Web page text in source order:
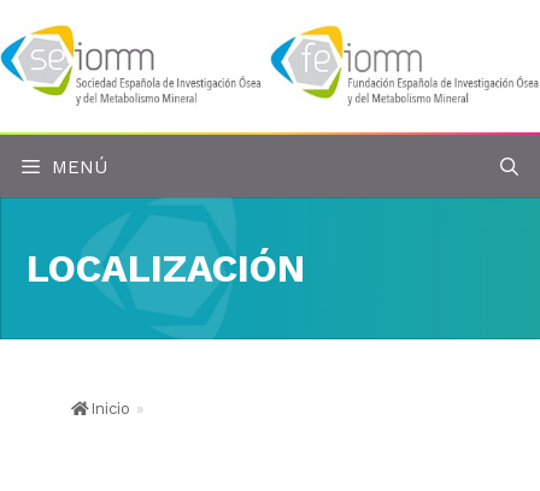
al
contenido
MENÚ
LOCALIZACIÓN
Inicio »